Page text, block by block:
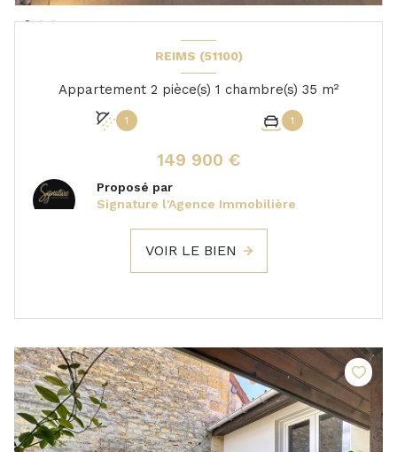
REIMS (51100)
Appartement 2 pièce(s) 1 chambre(s) 35 m²
1 1
149 900 €
Proposé par
Signature l'Agence Immobilière
VOIR LE BIEN